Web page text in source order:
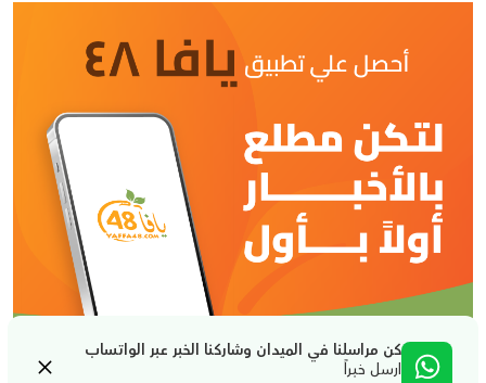
كن مراسلنا في الميدان وشاركنا الخبر عبر الواتساب
ارسل خبراً